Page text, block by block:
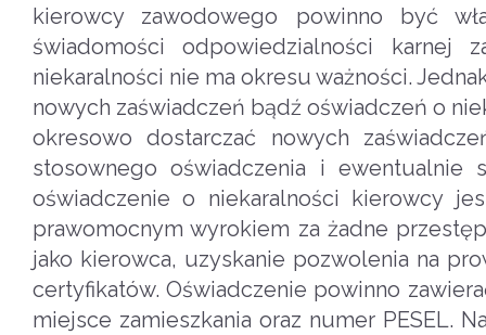
kierowcy zawodowego powinno być
świadomości odpowiedzialności karnej
niekaralności nie ma okresu ważności.
nowych zaświadczeń bądź oświadczeń o
okresowo dostarczać nowych
stosownego oświadczenia i ewentualnie
oświadczenie o niekaralności kierowcy
prawomocnym wyrokiem za żadne
jako kierowca, uzyskanie pozwolenia na
certyfikatów. Oświadczenie powinno
miejsce zamieszkania oraz numer PESEL.